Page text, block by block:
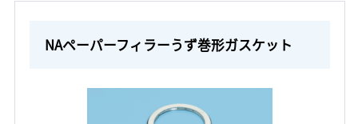
NAペーパーフィラーうず巻形ガスケット